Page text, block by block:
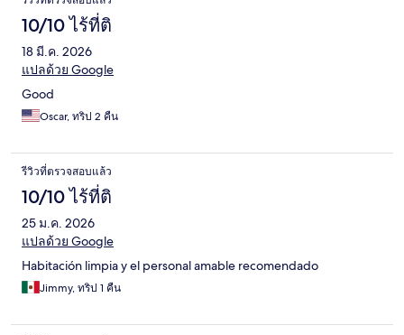
10/10 ไร้ที่ติ
18 มี.ค. 2026
แปลด้วย Google
Good
Oscar, ทริป 2 คืน
รีวิวที่ตรวจสอบแล้ว
10/10 ไร้ที่ติ
25 ม.ค. 2026
แปลด้วย Google
Habitación limpia y el personal amable recomendado
Jimmy, ทริป 1 คืน